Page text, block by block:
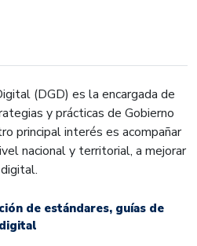
(DGD) es la encargada de
y prácticas de Gobierno
principal interés es acompañar
nacional y territorial, a mejorar
de estándares, guías de